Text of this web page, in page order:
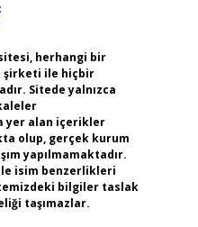
herhangi bir
şirketi ile hiçbir
Sitede yalnızca
yer alan içerikler
olup, gerçek kurum
yapılmamaktadır.
isim benzerlikleri
bilgiler taslak
taşımazlar.